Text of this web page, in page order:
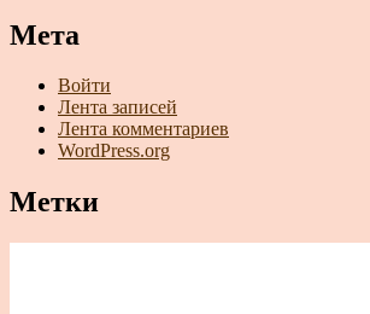
Мета
Войти
Лента записей
Лента комментариев
WordPress.org
Метки